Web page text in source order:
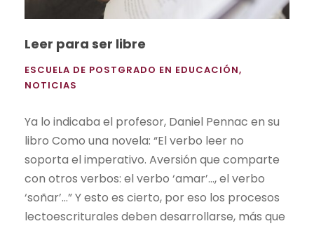
Leer para ser libre
ESCUELA DE POSTGRADO EN EDUCACIÓN,
NOTICIAS
Ya lo indicaba el profesor, Daniel Pennac en su
libro Como una novela: “El verbo leer no
soporta el imperativo. Aversión que comparte
con otros verbos: el verbo ‘amar’…, el verbo
‘soñar’…” Y esto es cierto, por eso los procesos
lectoescriturales deben desarrollarse, más que